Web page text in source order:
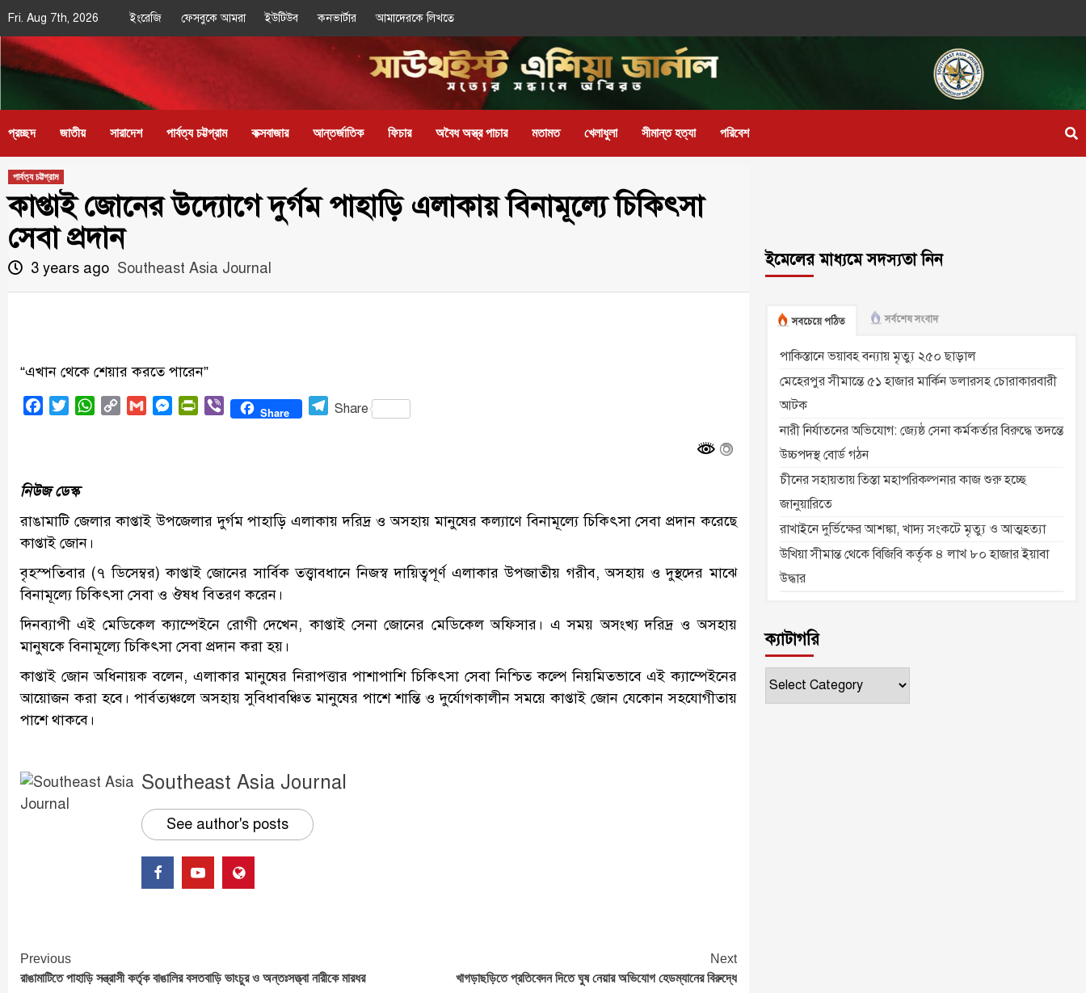
Skip
content
Fri. Aug 7th, 2026 ইংরেজি ফেসবুকে আমরা ইউটিউব কনভার্টার আমাদেরকে লিখতে
Southeast
Asia Journal
IN SEARCH OF THE TRUTH
প্রচ্ছদ জাতীয় সারাদেশ পার্বত্য চট্টগ্রাম কক্সবাজার আন্তর্জাতিক ফিচার অবৈধ অস্ত্র পাচার মতামত খেলাধুলা সীমান্ত হত্যা পরিবেশ
পার্বত্য চট্টগ্রাম
কাপ্তাই জোনের উদ্যোগে দুর্গম পাহাড়ি এলাকায় বিনামূল্যে চিকিৎসা
সেবা প্রদান
3 years ago Southeast Asia Journal
“এখান থেকে শেয়ার করতে পারেন”
FacebookTwitterWhatsApp
Copy
Gmail MessengerPrintFriendly
Viber Share Telegram
Share
নিউজ ডেস্ক
রাঙামাটি জেলার কাপ্তাই উপজেলার দুর্গম পাহাড়ি এলাকায় দরিদ্র ও অসহায় মানুষের কল্যাণে বিনামূল্যে চিকিৎসা সেবা প্রদান করেছে
কাপ্তাই জোন।
বৃহস্পতিবার (৭ ডিসেম্বর) কাপ্তাই জোনের সার্বিক তত্ত্বাবধানে নিজস্ব দায়িত্বপূর্ণ এলাকার উপজাতীয় গরীব, অসহায় ও দুস্থদের মাঝে
বিনামূল্যে চিকিৎসা সেবা ও ঔষধ বিতরণ করেন।
দিনব্যাপী এই মেডিকেল ক্যাম্পেইনে রোগী দেখেন, কাপ্তাই সেনা জোনের মেডিকেল অফিসার। এ সময় অসংখ্য দরিদ্র ও অসহায়
মানুষকে বিনামূল্যে চিকিৎসা সেবা প্রদান করা হয়।
কাপ্তাই জোন অধিনায়ক বলেন, এলাকার মানুষের নিরাপত্তার পাশাপাশি চিকিৎসা সেবা নিশ্চিত কল্পে নিয়মিতভাবে এই ক্যাম্পেইনের
আয়োজন করা হবে। পার্বত্যঞ্চলে অসহায় সুবিধাবঞ্চিত মানুষের পাশে শান্তি ও দুর্যোগকালীন সময়ে কাপ্তাই জোন যেকোন সহযোগীতায়
পাশে থাকবে।
Southeast Asia Journal
See author's posts
Continue
Previous
রাঙামাটিতে পাহাড়ি সন্ত্রাসী কর্তৃক বাঙালির বসতবাড়ি ভাংচুর ও অন্তঃসত্ত্বা নারীকে মারধর
Next
খাগড়াছড়িতে প্রতিবেদন দিতে ঘুষ নেয়ার অভিযোগ হেডম্যানের বিরুদ্ধে
ইমেলের মাধ্যমে সদস্যতা নিন
সবচেয়ে পঠিত সর্বশেষ সংবাদ
পাকিস্তানে ভয়াবহ বন্যায় মৃত্যু ২৫০ ছাড়াল
মেহেরপুর সীমান্তে ৫১ হাজার মার্কিন ডলারসহ চোরাকারবারী
আটক
নারী নির্যাতনের অভিযোগ: জ্যেষ্ঠ সেনা কর্মকর্তার বিরুদ্ধে তদন্তে
উচ্চপদস্থ বোর্ড গঠন
চীনের সহায়তায় তিস্তা মহাপরিকল্পনার কাজ শুরু হচ্ছে
জানুয়ারিতে
রাখাইনে দুর্ভিক্ষের আশঙ্কা, খাদ্য সংকটে মৃত্যু ও আত্মহত্যা
উখিয়া সীমান্ত থেকে বিজিবি কর্তৃক ৪ লাখ ৮০ হাজার ইয়াবা
উদ্ধার
ক্যাটাগরি
ক্যাটাগরি